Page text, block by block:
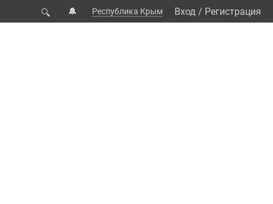
🔍 🔔 Республика Крым Вход / Регистрация